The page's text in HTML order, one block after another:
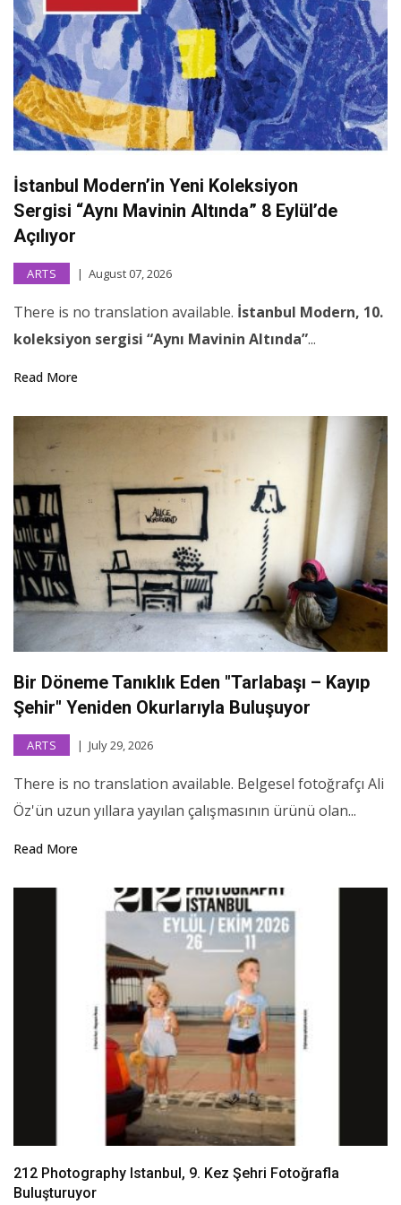
İstanbul Modern’in Yeni Koleksiyon
Sergisi “Aynı Mavinin Altında” 8 Eylül’de
Açılıyor
ARTS August 07, 2026
There is no translation available. İstanbul Modern, 10.
koleksiyon sergisi “Aynı Mavinin Altında”...
Read More
Bir Döneme Tanıklık Eden "Tarlabaşı – Kayıp
Şehir" Yeniden Okurlarıyla Buluşuyor
ARTS July 29, 2026
There is no translation available. Belgesel fotoğrafçı Ali
Öz'ün uzun yıllara yayılan çalışmasının ürünü olan...
Read More
212 Photography Istanbul, 9. Kez Şehri Fotoğrafla
Buluşturuyor